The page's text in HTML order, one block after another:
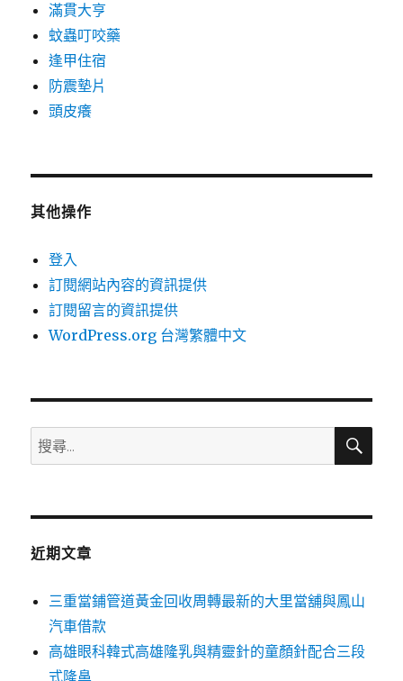
滿貫大亨
蚊蟲叮咬藥
逢甲住宿
防震墊片
頭皮癢
其他操作
登入
訂閱網站內容的資訊提供
訂閱留言的資訊提供
WordPress.org 台灣繁體中文
搜
尋
鍵
搜
近期文章
三重當鋪管道黃金回收周轉最新的大里當舖與鳳山
汽車借款
高雄眼科韓式高雄隆乳與精靈針的童顏針配合三段
式隆鼻